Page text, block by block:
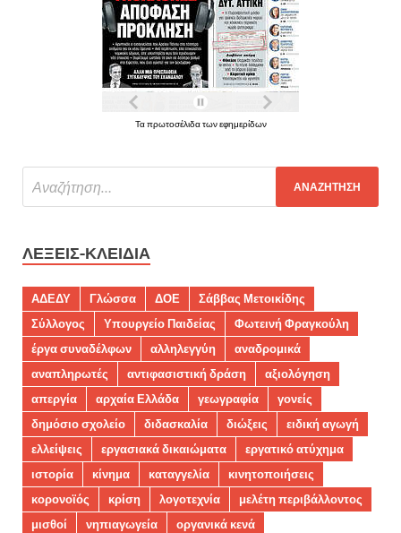
Τα πρωτοσέλιδα των εφημερίδων
ΛΈΞΕΙΣ-ΚΛΕΙΔΙΆ
ΑΔΕΔΥ Γλώσσα ΔΟΕ
Σάββας Μετοικίδης
Σύλλογος
Υπουργείο Παιδείας
Φωτεινή Φραγκούλη
έργα συναδέλφων
αλληλεγγύη
αναδρομικά
αναπληρωτές
αντιφασιστική δράση
αξιολόγηση
απεργία
αρχαία Ελλάδα γεωγραφία
γονείς
δημόσιο σχολείο
διδασκαλία διώξεις
ειδική αγωγή
ελλείψεις
εργασιακά δικαιώματα
εργατικό ατύχημα
ιστορία
κίνημα καταγγελία
κινητοποιήσεις
κορονοϊός
κρίση λογοτεχνία
μελέτη περιβάλλοντος
μισθοί
νηπιαγωγεία
οργανικά κενά